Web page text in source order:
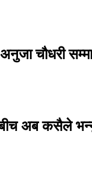
चौधरी
अब कसैले